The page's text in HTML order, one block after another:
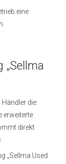
eine
die
erweiterte
direkt
„Sellma Used